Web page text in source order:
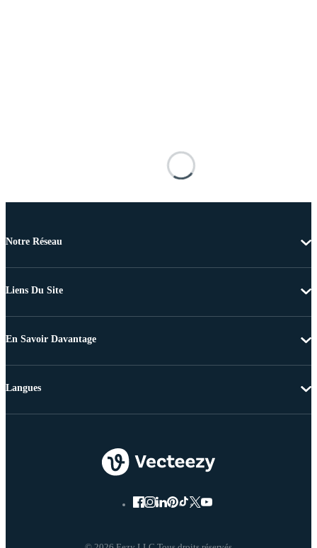
Notre Réseau
Liens Du Site
En Savoir Davantage
Langues